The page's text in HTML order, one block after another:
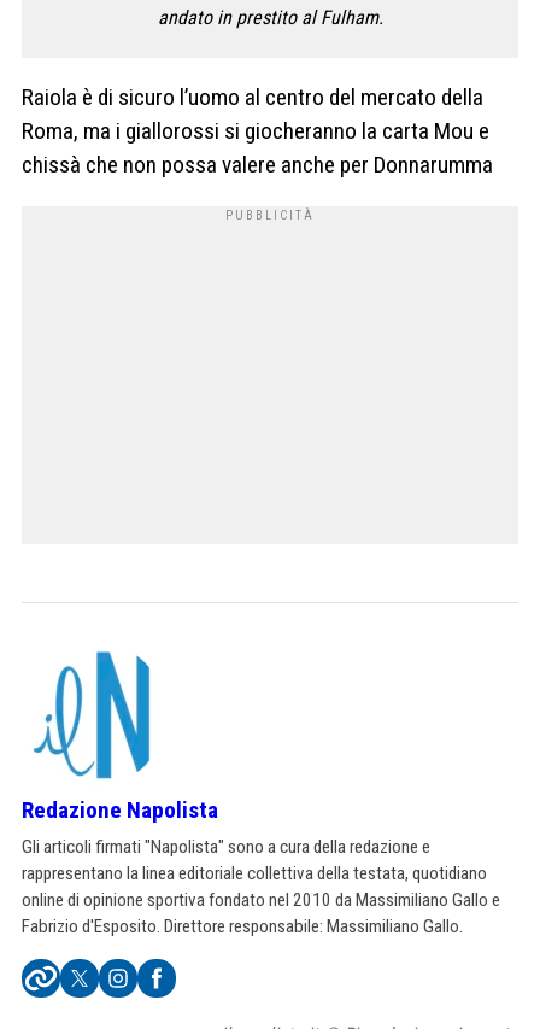
andato in prestito al Fulham.
Raiola è di sicuro l’uomo al centro del mercato della
Roma, ma i giallorossi si giocheranno la carta Mou e
chissà che non possa valere anche per Donnarumma
Redazione Napolista
Gli articoli firmati "Napolista" sono a cura della redazione e
rappresentano la linea editoriale collettiva della testata, quotidiano
online di opinione sportiva fondato nel 2010 da Massimiliano Gallo e
Fabrizio d'Esposito. Direttore responsabile: Massimiliano Gallo.